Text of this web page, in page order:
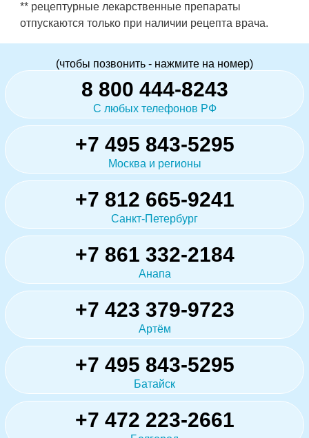
** рецептурные лекарственные препараты
отпускаются только при наличии рецепта врача.
(чтобы позвонить - нажмите на номер)
8 800 444-8243
С любых телефонов РФ
+7 495 843-5295
Москва и регионы
+7 812 665-9241
Санкт-Петербург
+7 861 332-2184
Анапа
+7 423 379-9723
Артём
+7 495 843-5295
Батайск
+7 472 223-2661